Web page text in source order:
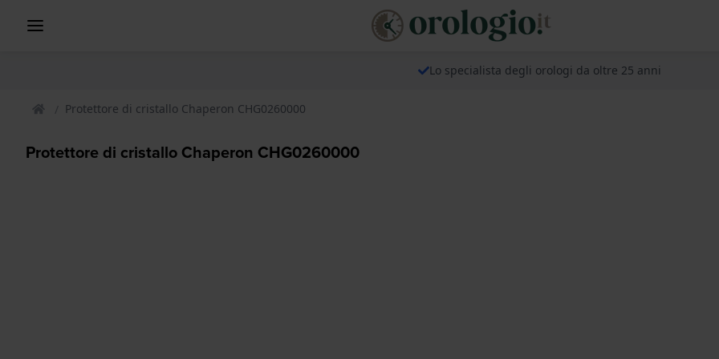
Lo specialista degli orologi da oltre 25 anni
Protettore di cristallo Chaperon CHG0260000
Protettore di cristallo Chaperon CHG0260000